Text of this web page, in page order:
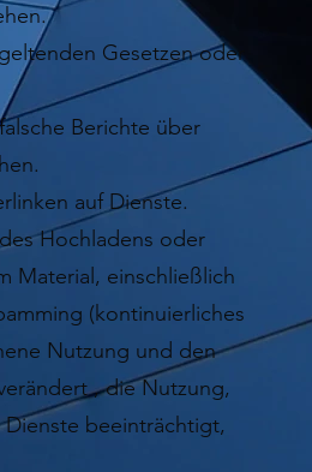
Gesetzen oder
Berichte über
auf Dienste.
Hochladens oder
Material, einschließlich
(kontinuierliches
Nutzung und den
, die Nutzung,
beeinträchtigt,